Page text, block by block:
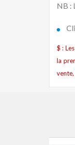
NB :
$ :
la